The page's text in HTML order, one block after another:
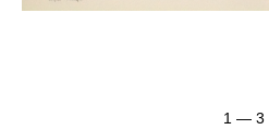
1 — 3